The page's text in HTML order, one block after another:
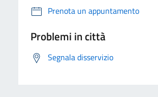
Prenota un appuntamento
Problemi in città
Segnala disservizio